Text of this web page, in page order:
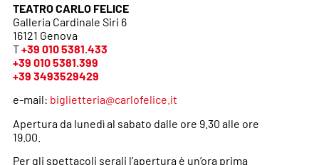
TEATRO CARLO FELICE
Galleria Cardinale Siri 6
16121 Genova
T+39 010 5381.433
+39 010 5381.399
+39 3493529429
e-mail: biglietteria@carlofelice.it
Apertura da lunedì al sabato dalle ore 9.30 alle ore
19.00.
Per gli spettacoli serali l’apertura è un’ora prima